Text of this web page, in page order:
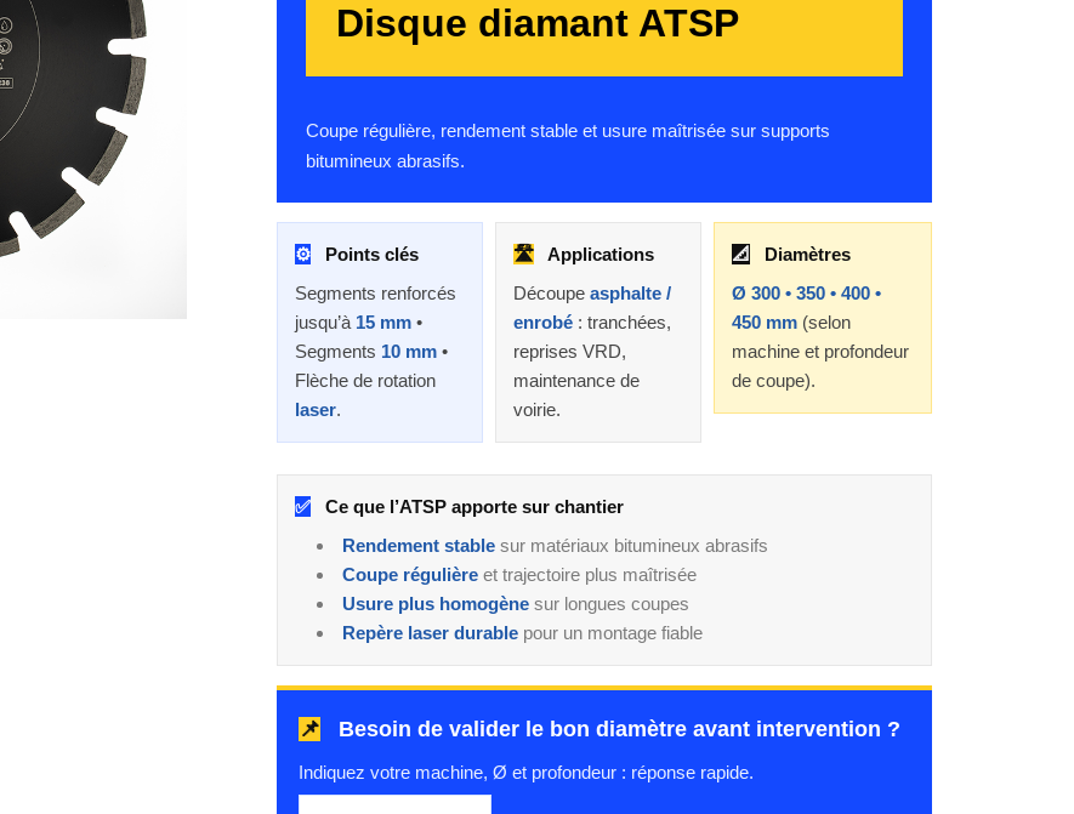
Disque diamant ATSP
Coupe régulière, rendement stable et usure maîtrisée sur supports
bitumineux abrasifs.
⚙️
Points clés
Segments renforcés
jusqu’à 15 mm •
Segments 10 mm •
Flèche de rotation
laser.
🛣️
Applications
Découpe asphalte /
enrobé : tranchées,
reprises VRD,
maintenance de
voirie.
📐
Diamètres
Ø 300 • 350 • 400 •
450 mm (selon
machine et profondeur
de coupe).
✅
Ce que l’ATSP apporte sur chantier
Rendement stable sur matériaux bitumineux abrasifs
Coupe régulière et trajectoire plus maîtrisée
Usure plus homogène sur longues coupes
Repère laser durable pour un montage fiable
📌 Besoin de valider le bon diamètre avant intervention ?
Indiquez votre machine, Ø et profondeur : réponse rapide.